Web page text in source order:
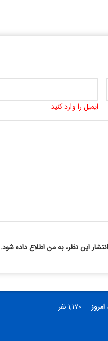
ایمیل را وارد کنید
این نظر، به من اطلاع داده شود.
امروز
۱,۱۷۰ نفر